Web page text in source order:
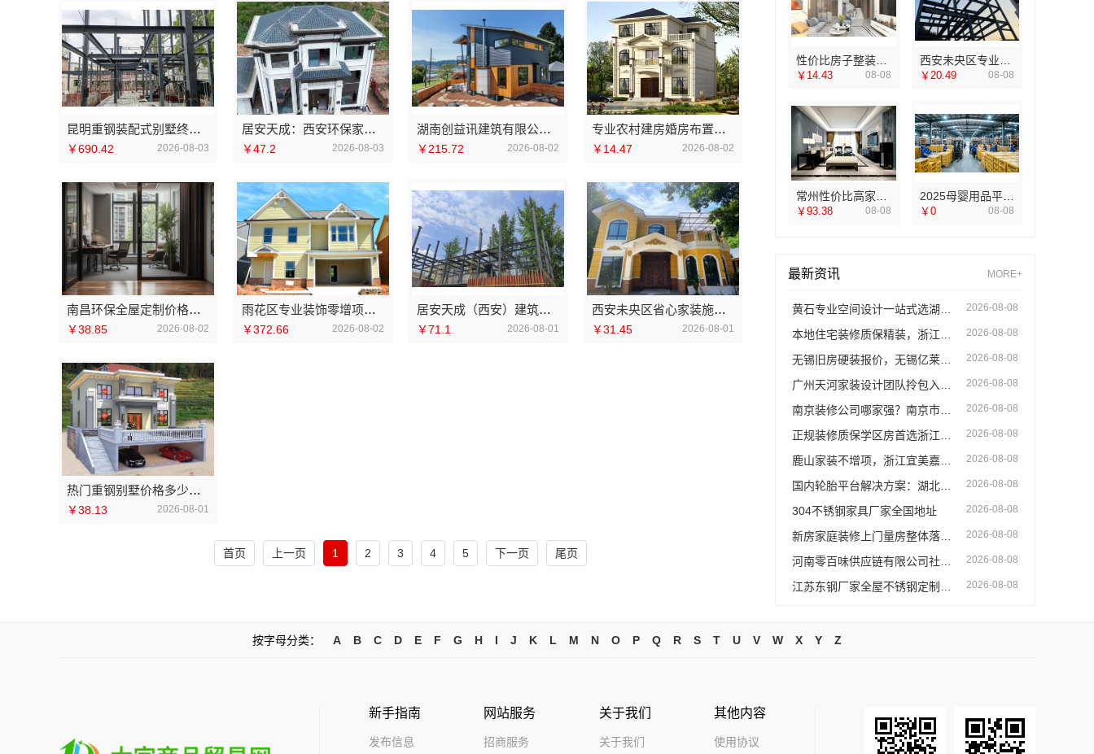
昆明重钢装配式别墅终身维保，云南晟构建筑建材有限公司
￥690.42 2026-08-03
居安天成：西安环保家装施工公寓自有施工队
￥47.2 2026-08-03
湖南创益讯建筑有限公司：环保材料装修口碑之选
￥215.72 2026-08-02
专业农村建房婚房布置选中蓝建投北京建设有限公司四川
￥14.47 2026-08-02
南昌环保全屋定制价格咨询江西尚宅尚品
￥38.85 2026-08-02
雨花区专业装饰零增项承诺-湖南创益讯建筑有限公司
￥372.66 2026-08-02
居安天成（西安）建筑工程有限责任公司-西安未央区省心家装施工毛坯房材料靠谱
￥71.1 2026-08-01
西安未央区省心家装施工毛坯房材料靠谱-居安天成
￥31.45 2026-08-01
热门重钢别墅价格多少钱来询中蓝建投北京建设有限公司四川
￥38.13 2026-08-01
首页 上一页 1 2 3 4 5 下一页 尾页
￥14.43 08-08 ￥20.49 08-08
￥93.38 08-08
2025母婴用品平台优缺点：湖北省惠物电子商务有限公司
￥0 08-08
最新资讯 MORE+
2026-08-08
2026-08-08
2026-08-08
2026-08-08
2026-08-08
2026-08-08
2026-08-08
2026-08-08
304不锈钢家具厂家全国地址 2026-08-08
2026-08-08
2026-08-08
2026-08-08
按字母分类： A B C D E F G H I J K L M N O P Q R S T U V W X Y Z
新手指南
发布信息
网站服务
招商服务
关于我们
关于我们
其他内容
使用协议